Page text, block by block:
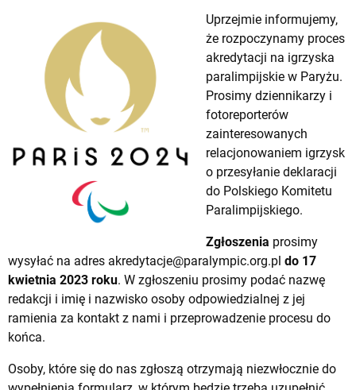
Uprzejmie informujemy,
że rozpoczynamy proces
akredytacji na igrzyska
paralimpijskie w Paryżu.
Prosimy dziennikarzy i
fotoreporterów
zainteresowanych
relacjonowaniem igrzysk
o przesyłanie deklaracji
do Polskiego Komitetu
Paralimpijskiego.
Zgłoszenia prosimy
wysyłać na adres akredytacje@paralympic.org.pl do 17
kwietnia 2023 roku. W zgłoszeniu prosimy podać nazwę
redakcji i imię i nazwisko osoby odpowiedzialnej z jej
ramienia za kontakt z nami i przeprowadzenie procesu do
końca.
Osoby, które się do nas zgłoszą otrzymają niezwłocznie do